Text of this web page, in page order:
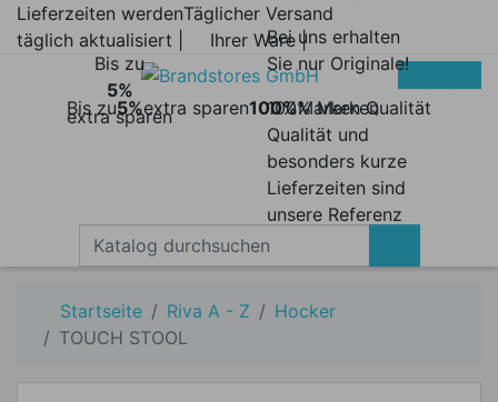
Lieferzeiten werden
täglich aktualisiert |
Täglicher Versand
Ihrer Ware |
Bis zu5%extra sparen
Bis zu
5%
extra sparen
100%Marken Qualität
Bei uns erhalten
Sie nur Originale!
100% Marken
Qualität und
besonders kurze
Lieferzeiten sind
unsere Referenz
Startseite Riva A - Z
Hocker
TOUCH STOOL